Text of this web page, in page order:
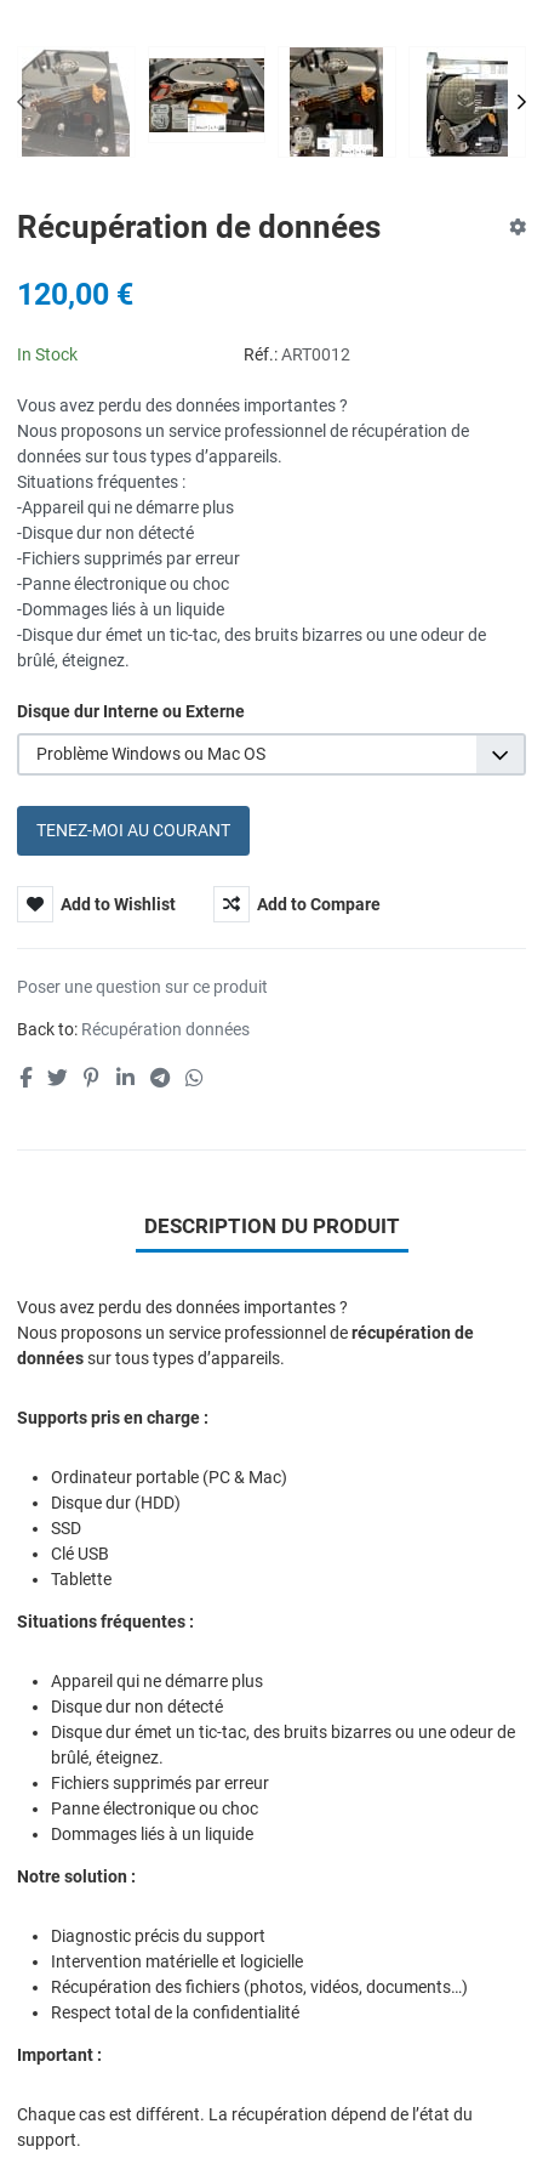
PREV
Récupération de données
120,00 €
In Stock Réf.: ART0012
Vous avez perdu des données importantes ?
Nous proposons un service professionnel de récupération de
données sur tous types d’appareils.
Situations fréquentes :
-Appareil qui ne démarre plus
-Disque dur non détecté
-Fichiers supprimés par erreur
-Panne électronique ou choc
-Dommages liés à un liquide
-Disque dur émet un tic-tac, des bruits bizarres ou une odeur de
brûlé, éteignez.
Disque dur Interne ou Externe
Problème Windows ou Mac OS
TENEZ-MOI AU COURANT
Add to Wishlist Add to Compare
Poser une question sur ce produit
Back to: Récupération données
DESCRIPTION DU PRODUIT
Vous avez perdu des données importantes ?
Nous proposons un service professionnel derécupération de
donnéessur tous types d’appareils.
Supports pris en charge :
Ordinateur portable (PC & Mac)
Disque dur (HDD)
SSD
Clé USB
Tablette
Situations fréquentes :
Appareil qui ne démarre plus
Disque dur non détecté
Disque dur émet un tic-tac, des bruits bizarres ou une odeur de
brûlé, éteignez.
Fichiers supprimés par erreur
Panne électronique ou choc
Dommages liés à un liquide
Notre solution :
Diagnostic précis du support
Intervention matérielle et logicielle
Récupération des fichiers (photos, vidéos, documents…)
Respect total de la confidentialité
Important :
Chaque cas est différent. La récupération dépend de l’état du
support.